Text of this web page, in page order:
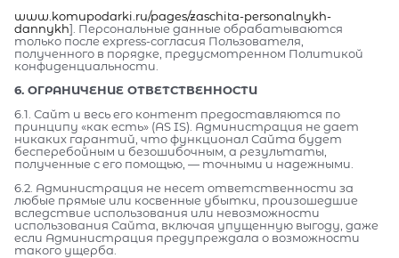
www.komupodarki.ru/pages/zaschita-personalnykh-
dannykh]. Персональные данные обрабатываются
только после express-согласия Пользователя,
полученного в порядке, предусмотренном Политикой
конфиденциальности.
6. ОГРАНИЧЕНИЕ ОТВЕТСТВЕННОСТИ
6.1. Сайт и весь его контент предоставляются по
принципу «как есть» (AS IS). Администрация не дает
никаких гарантий, что функционал Сайта будет
бесперебойным и безошибочным, а результаты,
полученные с его помощью, — точными и надежными.
6.2. Администрация не несет ответственности за
любые прямые или косвенные убытки, произошедшие
вследствие использования или невозможности
использования Сайта, включая упущенную выгоду, даже
если Администрация предупреждала о возможности
такого ущерба.